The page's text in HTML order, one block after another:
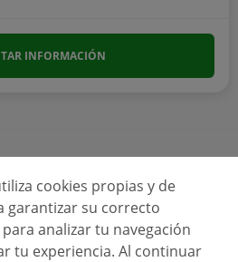
INFORMACIÓN
programas
cookies propias y de
garantizar su correcto
analizar tu navegación
tu experiencia. Al continuar